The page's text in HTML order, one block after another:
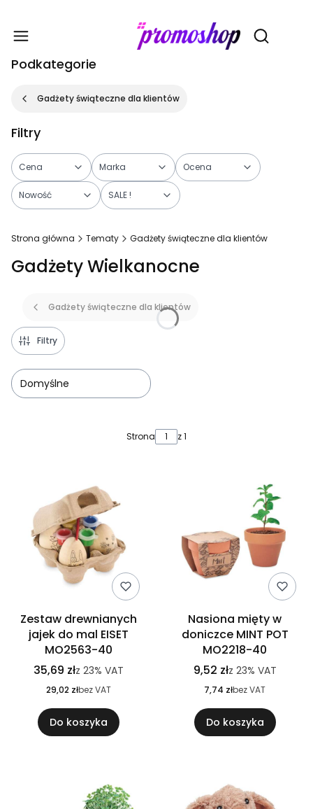
Otwórz
Podkategorie
Gadżety świąteczne dla klientów
Filtry
Cena Marka Ocena
Nowość SALE !
Strona główna Tematy Gadżety świąteczne dla klientów
Gadżety Wielkanocne
Gadżety świąteczne dla klientów
Filtry
Domyślne
Strona z 1
Zestaw drewnianych
jajek do mal EISET
MO2563-40
35,69 złz 23% VAT
29,02 złbez VAT
Do koszyka
Nasiona mięty w
doniczce MINT POT
MO2218-40
9,52 złz 23% VAT
7,74 złbez VAT
Do koszyka